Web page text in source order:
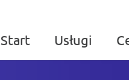
Start Usługi